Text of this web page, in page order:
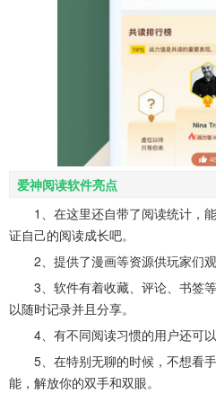
爱神阅读软件亮点
1、在这里还自带了阅读统计，
证自己的阅读成长吧。
2、提供了漫画等资源供玩家们
3、软件有着收藏、评论、书签
以随时记录并且分享。
4、有不同阅读习惯的用户还可
5、在特别无聊的时候，不想看
能，解放你的双手和双眼。